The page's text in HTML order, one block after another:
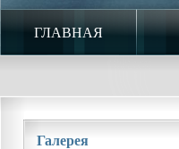
ГЛАВНАЯ
Галерея